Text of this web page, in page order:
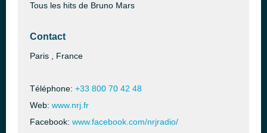
Tous les hits de Bruno Mars
Contact
Paris , France
Téléphone: +33 800 70 42 48
Web: www.nrj.fr
Facebook: www.facebook.com/nrjradio/